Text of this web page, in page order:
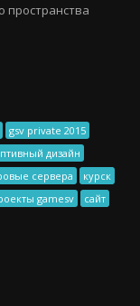
пространства
gsv private 2015
дизайн
сервера
курск
gamesv
сайт